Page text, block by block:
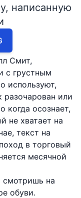
написанную
Смит,
с грустным
используют,
разочарован или
когда осознает,
не хватает на
текст на
в торговый
месячной
смотришь на
обуви.